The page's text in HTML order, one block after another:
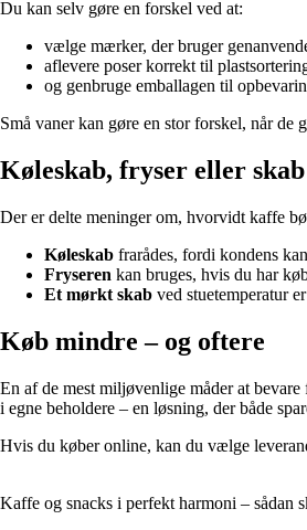
Du kan selv gøre en forskel ved at:
vælge mærker, der bruger
aflevere poser korrekt til
og genbruge emballagen til
Små vaner kan gøre en stor forskel, når de
Køleskab, fryser eller
Der er delte meninger om, hvorvidt kaffe
Køleskab frarådes, fordi kondens
Fryseren kan bruges, hvis du har
Et mørkt skab ved stuetemperatur
Køb mindre – og oftere
En af de mest miljøvenlige måder at
i egne beholdere – en løsning, der både
Hvis du køber online, kan du vælge
Kaffe og snacks i perfekt harmoni – sådan